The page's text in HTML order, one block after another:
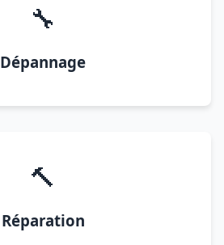
🔧
Dépannage
🔨
Réparation